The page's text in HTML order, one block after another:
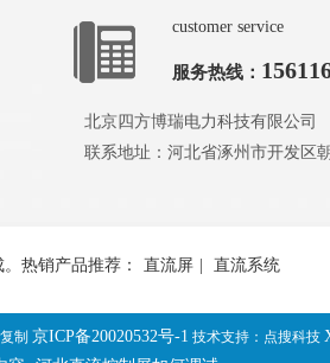
customer service
服务热线：
北京四方博瑞电力科技有限公司
联系地址：河北省涿州市开发区
热销产品推荐： 直流屏 直流系统
制 京ICP备20020532号-1 技术支持：点搜科技